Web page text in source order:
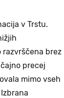
v Trstu.
razvrščena brez
precej
mimo vseh